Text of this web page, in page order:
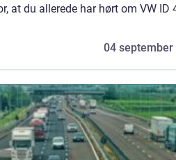
at du allerede har hørt om VW ID
04 september